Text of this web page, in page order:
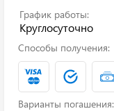
График работы:
Круглосуточно
Способы получения:
Варианты погашения: